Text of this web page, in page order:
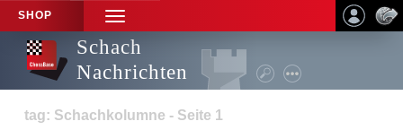
SHOP
TOGGLE
NAVIGATION
Schach
Nachrichten
tag: Schachkolumne - Seite 1